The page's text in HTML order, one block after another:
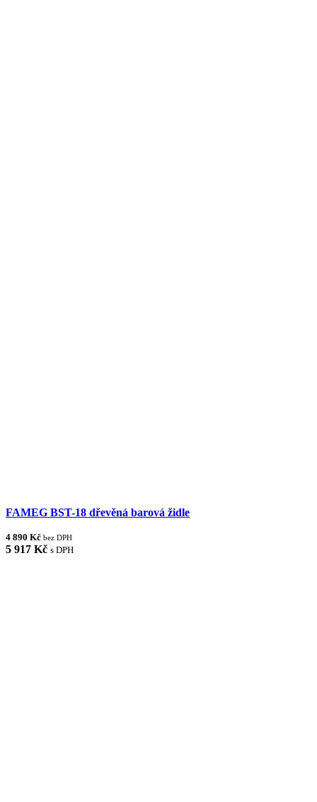
FAMEG BST-18 dřevěná barová židle
4 890 Kč bez DPH
5 917 Kč s DPH